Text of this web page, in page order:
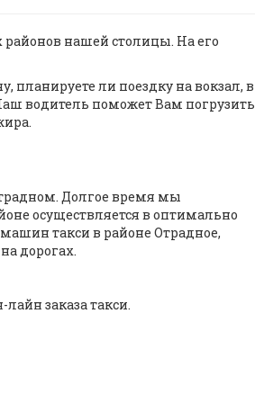
нашей столицы. На его
планируете ли поездку на вокзал, в
водитель поможет Вам погрузить
Долгое время мы
осуществляется в оптимально
такси в районе Отрадное,
дорогах.
заказа такси.